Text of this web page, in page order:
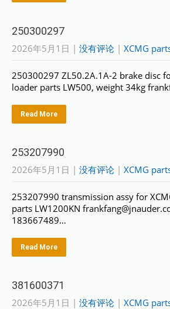
250300297
2026年5月1日 | 没有评论 | XCMG
250300297 ZL50.2A.1A-2 brake disc
loader parts LW500, weight 34kg
Read More
253207990
2026年5月1日 | 没有评论 | XCMG
253207990 transmission assy for
parts LW1200KN
183667489…
Read More
381600371
2026年5月1日 | 没有评论 | XCMG